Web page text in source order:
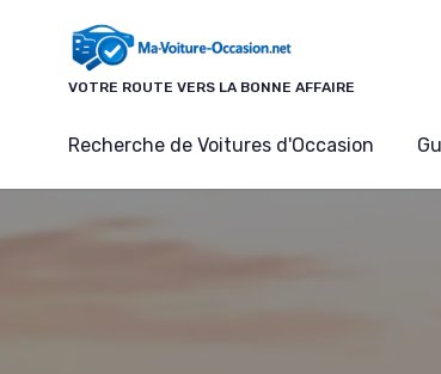
VOTRE ROUTE VERS LA BONNE AFFAIRE
Recherche de Voitures d'Occasion